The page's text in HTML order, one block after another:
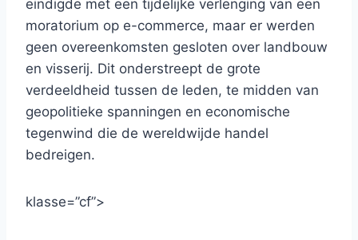
eindigde met een tijdelijke verlenging van een
moratorium op e-commerce, maar er werden
geen overeenkomsten gesloten over landbouw
en visserij. Dit onderstreept de grote
verdeeldheid tussen de leden, te midden van
geopolitieke spanningen en economische
tegenwind die de wereldwijde handel
bedreigen.
klasse=”cf”>